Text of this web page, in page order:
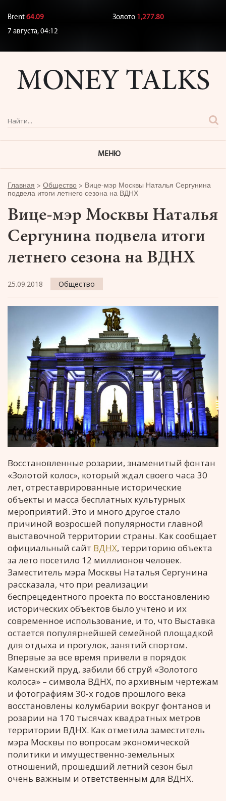
Brent64.09 Золото1,277.80
7 августа,04:12
МЕНЮ
Главная > Общество > Вице-мэр Москвы Наталья Сергунина
подвела итоги летнего сезона на ВДНХ
Вице-мэр Москвы Наталья
Сергунина подвела итоги
летнего сезона на ВДНХ
25.09.2018 Общество
Восстановленные розарии, знаменитый фонтан
«Золотой колос», который ждал своего часа 30
лет, отреставрированные исторические
объекты и масса бесплатных культурных
мероприятий. Это и много другое стало
причиной возросшей популярности главной
выставочной территории страны. Как сообщает
официальный сайт ВДНХ, территорию объекта
за лето посетило 12 миллионов человек.
Заместитель мэра Москвы Наталья Сергунина
рассказала, что при реализации
беспрецедентного проекта по восстановлению
исторических объектов было учтено и их
современное использование, и то, что Выставка
остается популярнейшей семейной площадкой
для отдыха и прогулок, занятий спортом.
Впервые за все время привели в порядок
Каменский пруд, забили 66 струй «Золотого
колоса» – символа ВДНХ, по архивным чертежам
и фотографиям 30-х годов прошлого века
восстановлены колумбарии вокруг фонтанов и
розарии на 170 тысячах квадратных метров
территории ВДНХ. Как отметила заместитель
мэра Москвы по вопросам экономической
политики и имущественно-земельных
отношений, прошедший летний сезон был
очень важным и ответственным для ВДНХ.